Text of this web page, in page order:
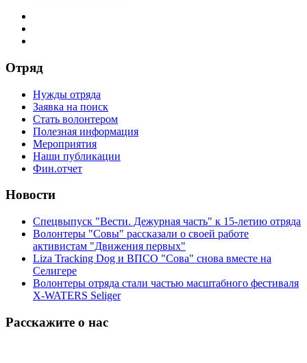
Отряд
Нужды отряда
Заявка на поиск
Стать волонтером
Полезная информация
Мероприятия
Наши публикации
Фин.отчет
Новости
Спецвыпуск "Вести. Дежурная часть" к 15-летию отряда
Волонтеры "Совы" рассказали о своей работе
активистам "Движения первых"
Liza Tracking Dog и ВПСО "Сова" снова вместе на
Селигере
Волонтеры отряда стали частью масштабного фестиваля
X-WATERS Seliger
Расскажите о нас